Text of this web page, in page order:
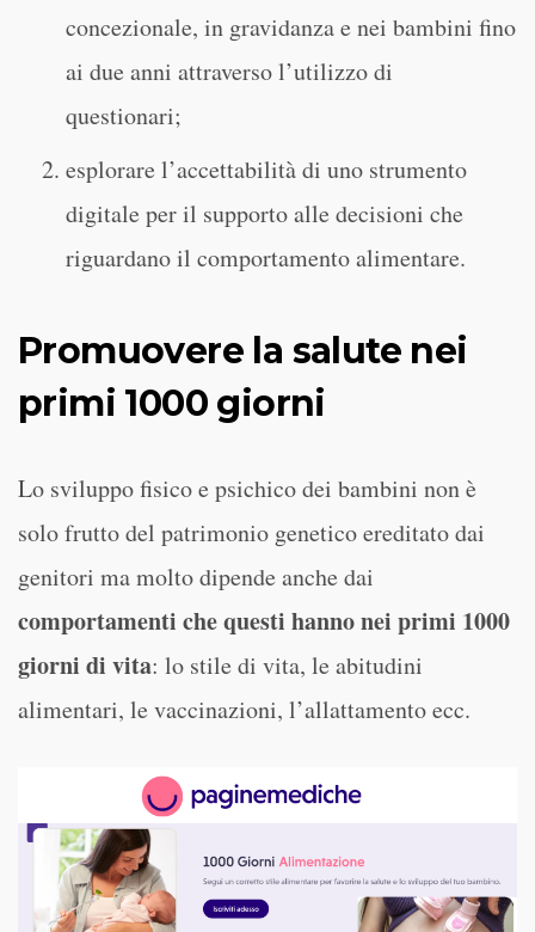
concezionale, in gravidanza e nei bambini fino
ai due anni attraverso l’utilizzo di
questionari;
esplorare l’accettabilità di uno strumento
digitale per il supporto alle decisioni che
riguardano il comportamento alimentare.
Promuovere la salute nei
primi 1000 giorni
Lo sviluppo fisico e psichico dei bambini non è
solo frutto del patrimonio genetico ereditato dai
genitori ma molto dipende anche dai
comportamenti che questi hanno nei primi 1000
giorni di vita: lo stile di vita, le abitudini
alimentari, le vaccinazioni, l’allattamento ecc.